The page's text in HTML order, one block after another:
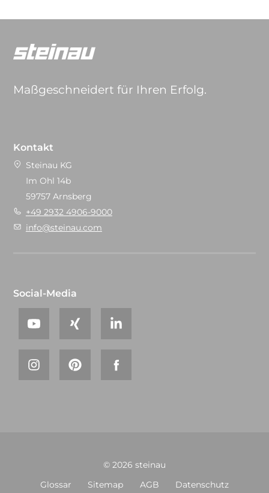
Maßgeschneidert für Ihren Erfolg.
Kontakt
Steinau KG
Im Ohl 14b
59757 Arnsberg
+49 2932 4906-9000
info@steinau.com
Social-Media
© 2026 steinau
Glossar Sitemap AGB Datenschutz